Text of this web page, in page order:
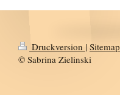
Druckversion | Sitemap
© Sabrina Zielinski